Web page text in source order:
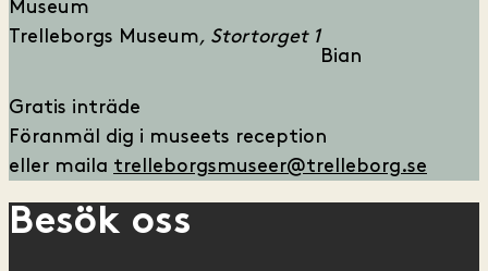
Museum
Trelleborgs Museum
Stortorget 1
Bian
Gratis inträde
Föranmäl dig i museets reception
eller maila trelleborgsmuseer@trelleborg.se
Besök oss